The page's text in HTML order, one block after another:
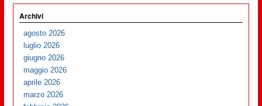
Archivi
agosto 2026
luglio 2026
giugno 2026
maggio 2026
aprile 2026
marzo 2026